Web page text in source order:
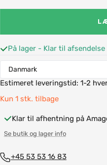
På lager - Klar til afsendelse
Estimeret leveringstid: 1-2
Kun 1 stk. tilbage
Klar til afhentning på
Se butik og lager info
+45 53 53 16 83